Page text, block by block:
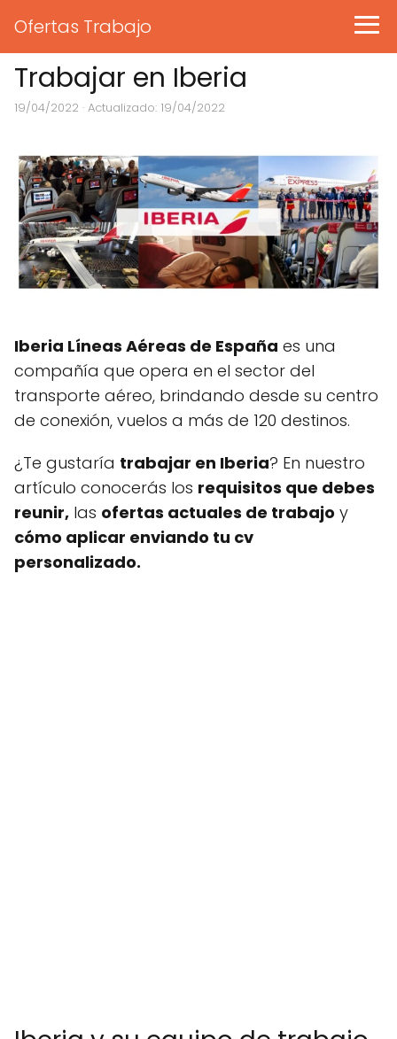
Ofertas Trabajo
Trabajar en Iberia
19/04/2022 · Actualizado: 19/04/2022
Iberia Líneas Aéreas de España es una
compañía que opera en el sector del
transporte aéreo, brindando desde su centro
de conexión, vuelos a más de 120 destinos.
¿Te gustaría trabajar en Iberia? En nuestro
artículo conocerás los requisitos que debes
reunir, las ofertas actuales de trabajo y
cómo aplicar enviando tu cv
personalizado.